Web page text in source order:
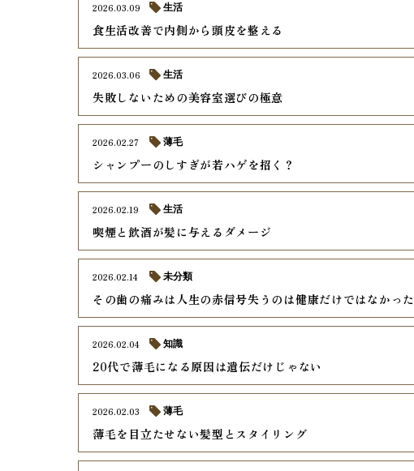
食生活改善で内側から頭皮を整える
2026.03.09 生活
失敗しないための美容室選びの極意
2026.03.06 生活
シャンプーのしすぎが若ハゲを招く？
2026.02.27 薄毛
喫煙と飲酒が髪に与えるダメージ
2026.02.19 生活
その歯の痛みは人生の赤信号失うのは健康だけではなかった
2026.02.14 未分類
20代で薄毛になる原因は遺伝だけじゃない
2026.02.04 知識
薄毛を目立たせない髪型とスタイリング
2026.02.03 薄毛